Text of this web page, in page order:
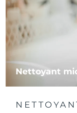
Nettoyant